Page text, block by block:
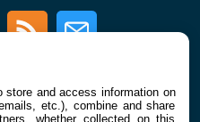
InstagramRSS Newsletter
À PROPOS
store and access information on
etc.), combine and share
whether collected on this